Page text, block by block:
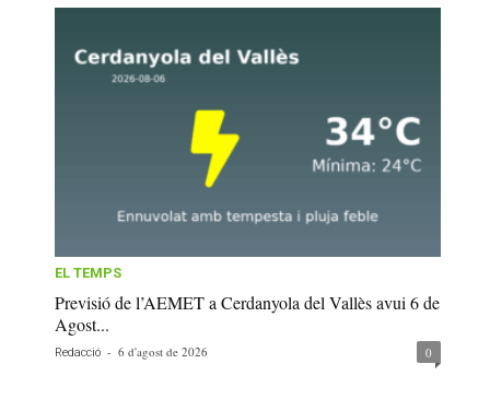
EL TEMPS
Previsió de l’AEMET a Cerdanyola del Vallès avui 6 de
Agost...
Redacció - 6 d'agost de 2026 0